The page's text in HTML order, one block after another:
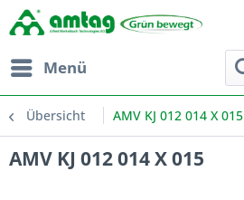
Menü
Übersicht AMV KJ 012 014 X 015
AMV KJ 012 014 X 015